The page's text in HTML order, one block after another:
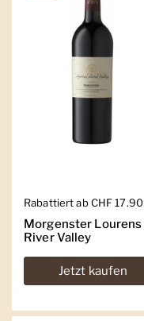
Regulärer Preis
Rabattiert ab CHF 17.90
Morgenster Lourens
River Valley
Jetzt kaufen